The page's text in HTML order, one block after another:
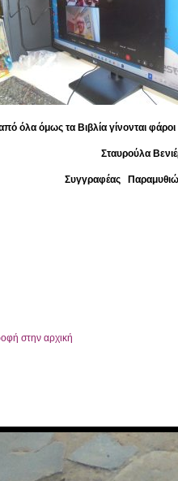
όλα όμως τα Βιβλία γίνονται φάροι
στην αρχική